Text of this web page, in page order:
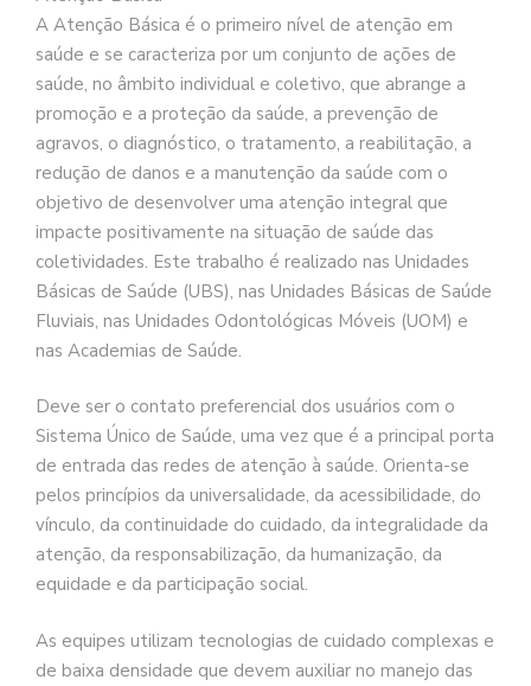
A Atenção Básica é o primeiro nível de atenção em
saúde e se caracteriza por um conjunto de ações de
saúde, no âmbito individual e coletivo, que abrange a
promoção e a proteção da saúde, a prevenção de
agravos, o diagnóstico, o tratamento, a reabilitação, a
redução de danos e a manutenção da saúde com o
objetivo de desenvolver uma atenção integral que
impacte positivamente na situação de saúde das
coletividades. Este trabalho é realizado nas Unidades
Básicas de Saúde (UBS), nas Unidades Básicas de Saúde
Fluviais, nas Unidades Odontológicas Móveis (UOM) e
nas Academias de Saúde.
Deve ser o contato preferencial dos usuários com o
Sistema Único de Saúde, uma vez que é a principal porta
de entrada das redes de atenção à saúde. Orienta-se
pelos princípios da universalidade, da acessibilidade, do
vínculo, da continuidade do cuidado, da integralidade da
atenção, da responsabilização, da humanização, da
equidade e da participação social.
As equipes utilizam tecnologias de cuidado complexas e
de baixa densidade que devem auxiliar no manejo das